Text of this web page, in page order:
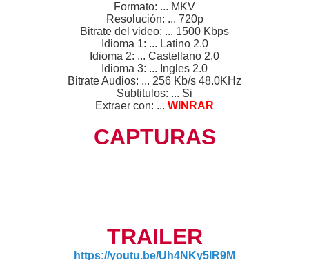
Formato: ... MKV
Resolución: ... 720p
Bitrate del video: ... 1500 Kbps
Idioma 1: ... Latino 2.0
Idioma 2: ... Castellano 2.0
Idioma 3: ... Ingles 2.0
Bitrate Audios: ... 256 Kb/s 48.0KHz
Subtitulos: ... Si
Extraer con: ... WINRAR
CAPTURAS
TRAILER
https://youtu.be/Uh4NKy5IR9M